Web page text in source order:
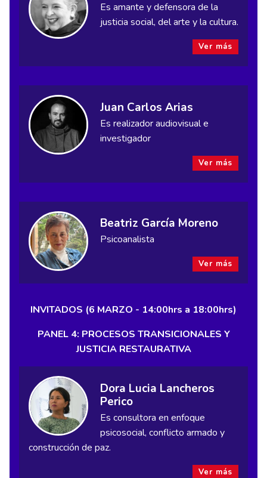
Es amante y defensora de la
justicia social, del arte y la cultura.
Ver más
Juan Carlos Arias
Es realizador audiovisual e
investigador
Ver más
Beatriz García Moreno
Psicoanalista
Ver más
INVITADOS (6 MARZO - 14:00hrs a 18:00hrs)
PANEL 4: PROCESOS TRANSICIONALES Y
JUSTICIA RESTAURATIVA
Dora Lucia Lancheros
Perico
Es consultora en enfoque
psicosocial, conflicto armado y
construcción de paz.
Ver más